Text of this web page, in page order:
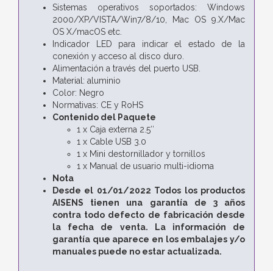
Sistemas operativos soportados: Windows
2000/XP/VISTA/Win7/8/10, Mac OS 9.X/Mac
OS X/macOS etc.
Indicador LED para indicar el estado de la
conexión y acceso al disco duro.
Alimentación a través del puerto USB.
Material: aluminio
Color: Negro
Normativas: CE y RoHS
Contenido del Paquete
1 x Caja externa 2.5″
1 x Cable USB 3.0
1 x Mini destornillador y tornillos
1 x Manual de usuario multi-idioma
Nota
Desde el 01/01/2022 Todos los productos
AISENS tienen una garantía de 3 años
contra todo defecto de fabricación desde
la fecha de venta. La información de
garantía que aparece en los embalajes y/o
manuales puede no estar actualizada.